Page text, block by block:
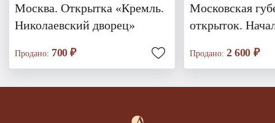
Москва. Открытка «Кремль.
Николаевский дворец»
Продано: 700 ₽
Московская
открыток.
Продано: 2 600 ₽